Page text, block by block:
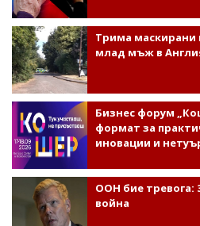
Трима маскирани
млад мъж в
Бизнес форум
формат за
иновации и
ООН бие тревога:
война